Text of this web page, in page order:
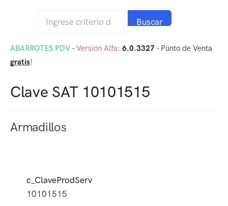
Buscar
ABARROTES PDV -Versión Alfa: 6.0.3327 - Punto de Venta
gratis!
Clave SAT 10101515
Armadillos
c_ClaveProdServ
10101515